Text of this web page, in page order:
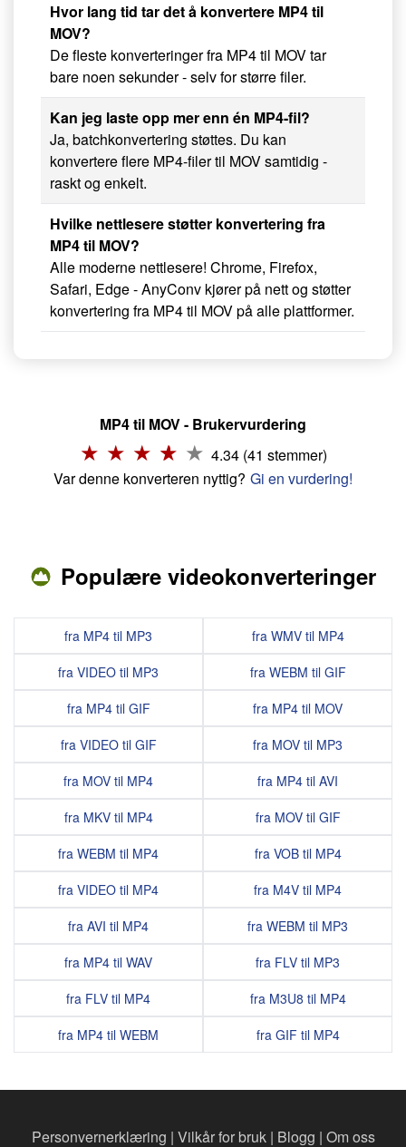
Hvor lang tid tar det å konvertere MP4 til
MOV?
De fleste konverteringer fra MP4 til MOV tar
bare noen sekunder - selv for større filer.
Kan jeg laste opp mer enn én MP4-fil?
Ja, batchkonvertering støttes. Du kan
konvertere flere MP4-filer til MOV samtidig -
raskt og enkelt.
Hvilke nettlesere støtter konvertering fra
MP4 til MOV?
Alle moderne nettlesere! Chrome, Firefox,
Safari, Edge - AnyConv kjører på nett og støtter
konvertering fra MP4 til MOV på alle plattformer.
MP4 til MOV - Brukervurdering
4.34 (41 stemmer)
Var denne konverteren nyttig? Gi en vurdering!
Populære videokonverteringer
fra MP4 til MP3
fra VIDEO til MP3
fra MP4 til GIF
fra VIDEO til GIF
fra MOV til MP4
fra MKV til MP4
fra WEBM til MP4
fra VIDEO til MP4
fra AVI til MP4
fra MP4 til WAV
fra FLV til MP4
fra MP4 til WEBM
fra WMV til MP4
fra WEBM til GIF
fra MP4 til MOV
fra MOV til MP3
fra MP4 til AVI
fra MOV til GIF
fra VOB til MP4
fra M4V til MP4
fra WEBM til MP3
fra FLV til MP3
fra M3U8 til MP4
fra GIF til MP4
Personvernerklæring | Vilkår for bruk| Blogg | Om oss